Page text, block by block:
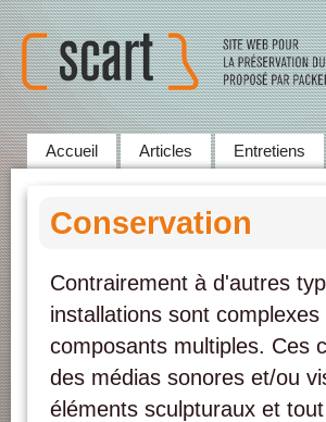
Accueil Articles Entretiens
Conservation
Contrairement à d'autres
installations sont
composants multiples. Ces
des médias sonores et/ou
éléments sculpturaux et